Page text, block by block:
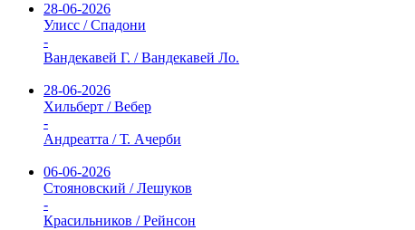
28-06-2026
Улисс / Спадони
-
Вандекавей Г. / Вандекавей Ло.
28-06-2026
Хильберт / Вебер
-
Андреатта / Т. Ачерби
06-06-2026
Стояновский / Лешуков
-
Красильников / Рейнсон